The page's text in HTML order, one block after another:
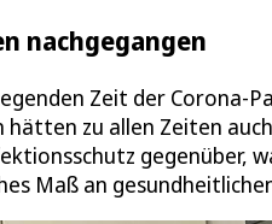
nachgegangen
Zeit der Corona-
zu allen Zeiten
gegenüber,
Maß an